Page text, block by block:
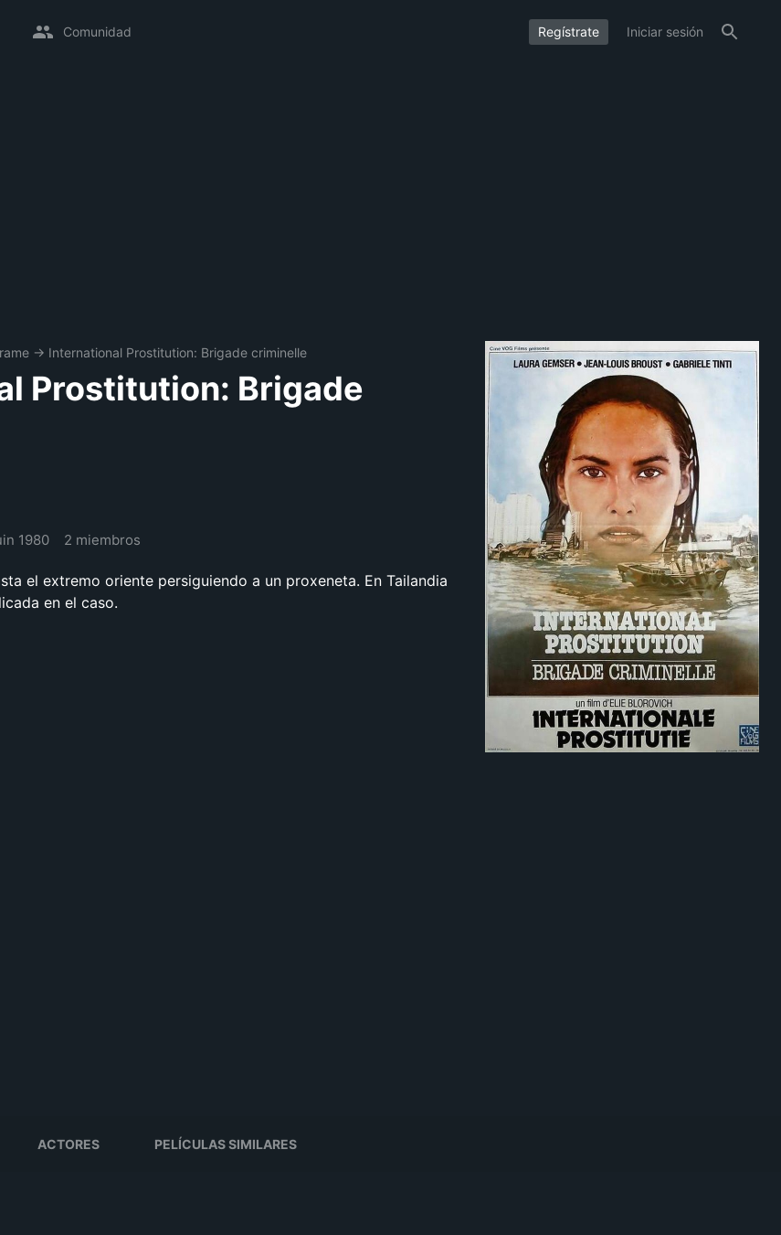
Comunidad Regístrate Iniciar sesión
→ International Prostitution: Brigade criminelle
Prostitution: Brigade
1980 2 miembros
el extremo oriente persiguiendo a un proxeneta. En Tailandia
en el caso.
ACTORES PELÍCULAS SIMILARES